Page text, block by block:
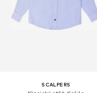
SCALPERS